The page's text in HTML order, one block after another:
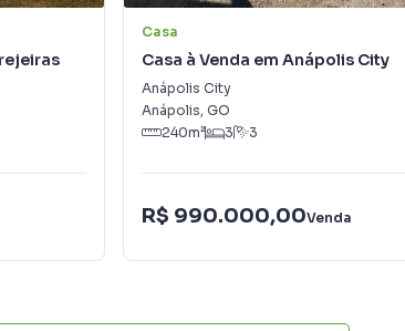
Casa
Casa à Venda em Anápolis City
Anápolis City
Anápolis, GO
240m² 3 3
R$ 990.000,00Venda